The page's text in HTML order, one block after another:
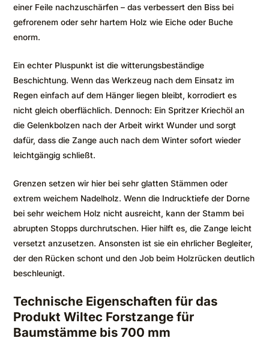
einer Feile nachzuschärfen – das verbessert den Biss bei
gefrorenem oder sehr hartem Holz wie Eiche oder Buche
enorm.
Ein echter Pluspunkt ist die witterungsbeständige
Beschichtung. Wenn das Werkzeug nach dem Einsatz im
Regen einfach auf dem Hänger liegen bleibt, korrodiert es
nicht gleich oberflächlich. Dennoch: Ein Spritzer Kriechöl an
die Gelenkbolzen nach der Arbeit wirkt Wunder und sorgt
dafür, dass die Zange auch nach dem Winter sofort wieder
leichtgängig schließt.
Grenzen setzen wir hier bei sehr glatten Stämmen oder
extrem weichem Nadelholz. Wenn die Indrucktiefe der Dorne
bei sehr weichem Holz nicht ausreicht, kann der Stamm bei
abrupten Stopps durchrutschen. Hier hilft es, die Zange leicht
versetzt anzusetzen. Ansonsten ist sie ein ehrlicher Begleiter,
der den Rücken schont und den Job beim Holzrücken deutlich
beschleunigt.
Technische Eigenschaften für das
Produkt Wiltec Forstzange für
Baumstämme bis 700 mm